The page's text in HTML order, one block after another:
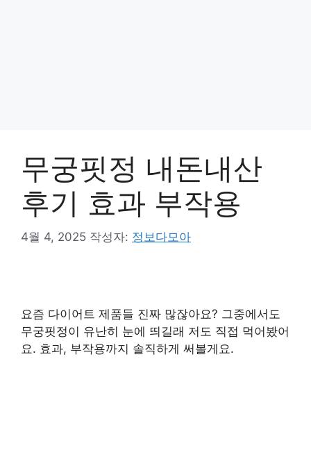
무궁핏정 내돈내산
후기 효과 부작용
4월 4, 2025 작성자: 정보다모아
요즘 다이어트 제품들 진짜 많잖아요? 그중에서도
무궁핏정이 유난히 눈에 띄길래 저도 직접 먹어봤어
요. 효과, 부작용까지 솔직하게 써볼게요.